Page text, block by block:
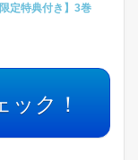
定特典付き】3巻
ック！